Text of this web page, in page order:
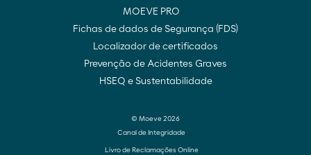
MOEVE PRO
Fichas de dados de Segurança (FDS)
Localizador de certificados
Prevenção de Acidentes Graves
HSEQ e Sustentabilidade
© Moeve 2026
Canal de Integridade
Livro de Reclamações Online